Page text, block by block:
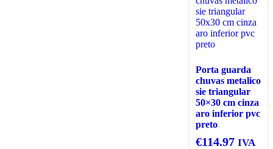
Porta guarda
chuvas metalico
sie triangular
50×30 cm cinza
aro inferior pvc
preto
€114.97 IVA